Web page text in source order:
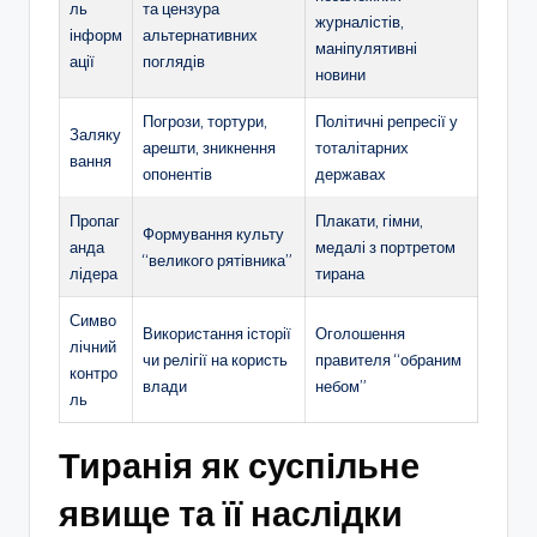
ль
інформ
ації
та цензура
альтернативних
поглядів
журналістів,
маніпулятивні
новини
Заляку
вання
Погрози, тортури,
арешти, зникнення
опонентів
Політичні репресії у
тоталітарних
державах
Пропаг
анда
лідера
Формування культу
“великого рятівника”
Плакати, гімни,
медалі з портретом
тирана
Симво
лічний
контро
ль
Використання історії
чи релігії на користь
влади
Оголошення
правителя “обраним
небом”
Тиранія як суспільне
явище та її наслідки